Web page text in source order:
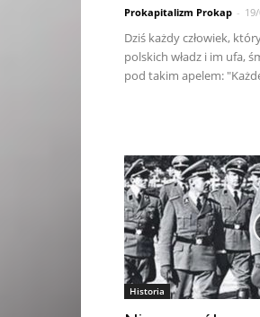
Prokapitalizm Prokap -
Dziś każdy człowiek,
polskich władz i im ufa,
pod takim apelem:
Historia